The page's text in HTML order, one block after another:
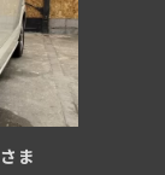
ま